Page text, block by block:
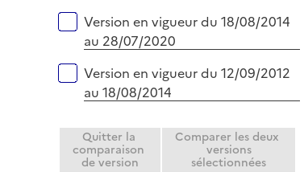
Version en vigueur du 18/08/2014
au 28/07/2020
Version en vigueur du 12/09/2012
au 18/08/2014
Quitter la
comparaison
de version
Comparer les deux
versions
sélectionnées